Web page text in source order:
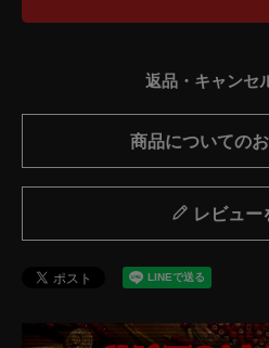
返品・キャンセ
商品についての
レビュー